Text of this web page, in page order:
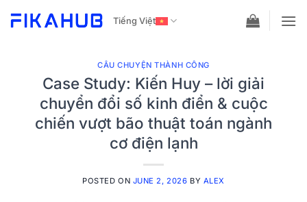
Tiếng Việt
CÂU CHUYỆN THÀNH CÔNG
Case Study: Kiến Huy – lời giải
chuyển đổi số kinh điển & cuộc
chiến vượt bão thuật toán ngành
cơ điện lạnh
POSTED ON JUNE 2, 2026 BY ALEX